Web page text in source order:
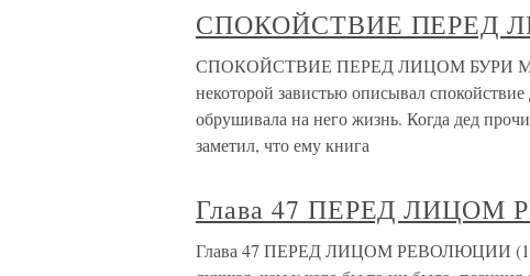
СПОКОЙСТВИЕ ПЕРЕД
СПОКОЙСТВИЕ ПЕРЕД ЛИЦОМ БУРИ Мой
некоторой завистью описывал
обрушивала на него жизнь. Когда дед
заметил, что ему книга
Глава 47 ПЕРЕД ЛИЦОМ
Глава 47 ПЕРЕД ЛИЦОМ РЕВОЛЮЦИИ